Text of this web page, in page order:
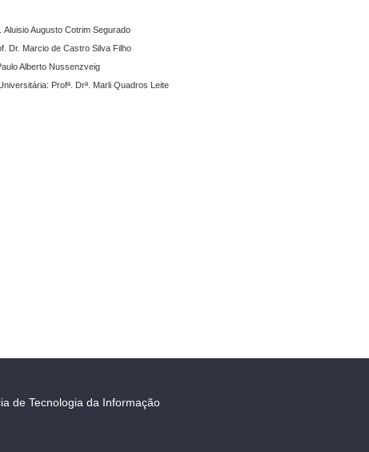
Augusto Cotrim Segurado
Dr. Marcio de Castro Silva Filho
Alberto Nussenzveig
Profª. Drª. Marli Quadros Leite
de Tecnologia da Informação